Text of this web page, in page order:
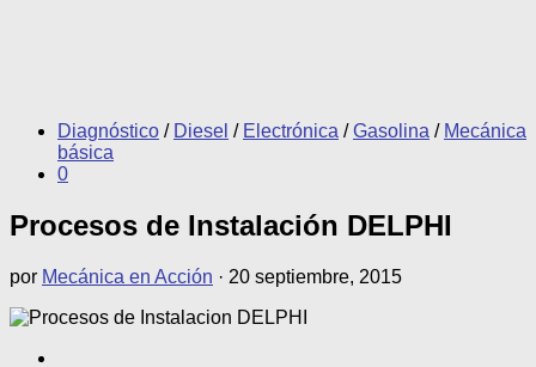
Diagnóstico / Diesel / Electrónica / Gasolina / Mecánica
básica
0
Procesos de Instalación DELPHI
por Mecánica en Acción · 20 septiembre, 2015